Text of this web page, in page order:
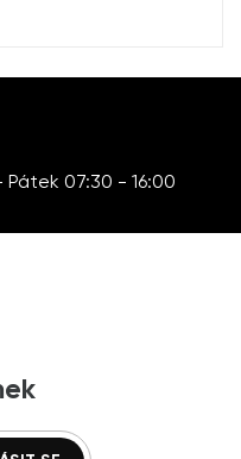
07:30 - 16:00